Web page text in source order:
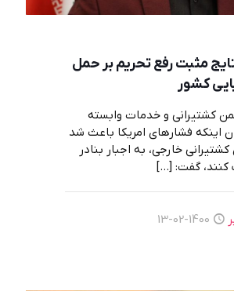
مثبت رفع تحریم بر حمل
کشور
کشتیرانی و خدمات وابسته
اینکه فشارهای امریکا باعث شد
خارجی، به اجبار بنادر
کنند، گفت: […]
1400-02-13